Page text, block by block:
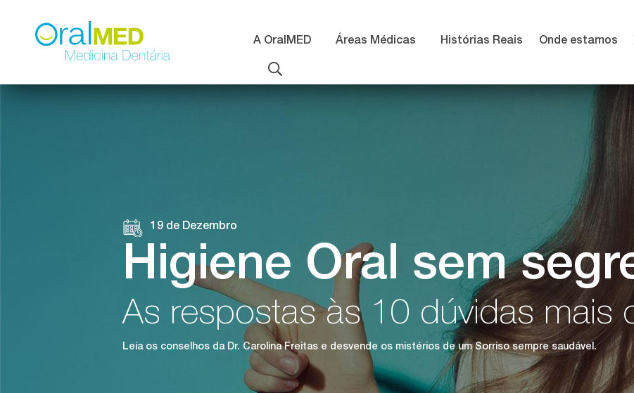
A OralMED Áreas Médicas Histórias Reais Onde estamos
19 de Dezembro
Higiene Oral sem
As respostas às 10 dúvidas mais
Leia os conselhos da Dr. Carolina Freitas e desvende os mistérios de um Sorriso sempre saudável.